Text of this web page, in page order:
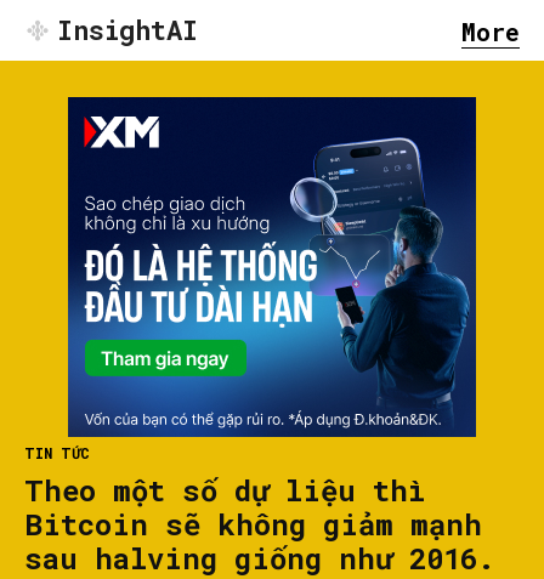
InsightAI More
TIN TỨC
Theo một số dự liệu thì
Bitcoin sẽ không giảm mạnh
sau halving giống như 2016.